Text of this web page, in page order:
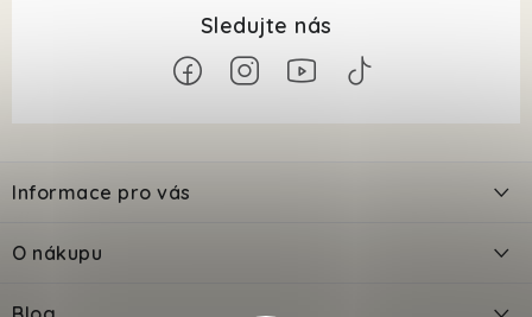
p
a
Informace pro vás
O nákupu